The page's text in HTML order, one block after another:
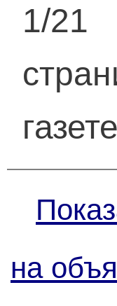
1/21
газете
на